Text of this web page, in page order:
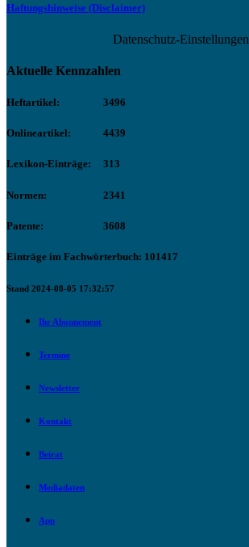
Haftungshinweise (Disclaimer)
Datenschutz-Einstellungen
Aktuelle Kennzahlen
Heftartikel: 3496
Onlineartikel: 4439
Lexikon-Einträge: 313
Normen: 2341
Patente: 3608
Einträge im Fachwörterbuch: 101417
Stand 2024-08-05 17:32:57
Ihr Abonnement
Termine
Newsletter
Kontakt
Beirat
Mediadaten
App